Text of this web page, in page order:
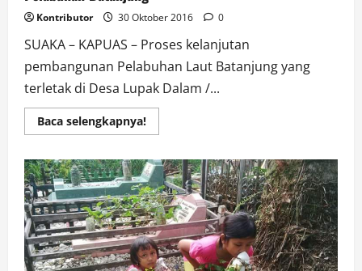
Kontributor 30 Oktober 2016 0
SUAKA – KAPUAS – Proses kelanjutan
pembangunan Pelabuhan Laut Batanjung yang
terletak di Desa Lupak Dalam /...
Baca selengkapnya!Read
more
Pemkab
Kapuas
Lanjutkan
Pembangunan
Pelabuhan
Batanjung